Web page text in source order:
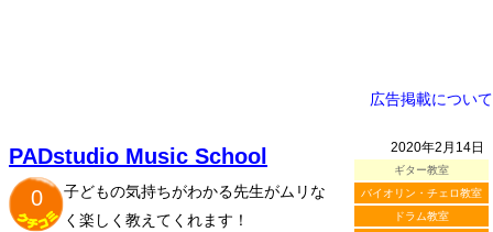
広告掲載について
2020年2月14日
ギター教室
バイオリン・チェロ教室
ドラム教室
PADstudio Music School
0
子どもの気持ちがわかる先生がムリな
く楽しく教えてくれます！